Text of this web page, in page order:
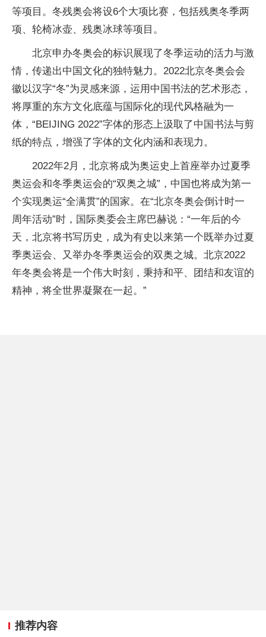
等项目。冬残奥会将设6个大项比赛，包括残奥冬季两
项、轮椅冰壶、残奥冰球等项目。
北京申办冬奥会的标识展现了冬季运动的活力与激
情，传递出中国文化的独特魅力。2022北京冬奥会会
徽以汉字“冬”为灵感来源，运用中国书法的艺术形态，
将厚重的东方文化底蕴与国际化的现代风格融为一
体，“BEIJING 2022”字体的形态上汲取了中国书法与剪
纸的特点，增强了字体的文化内涵和表现力。
2022年2月，北京将成为奥运史上首座举办过夏季
奥运会和冬季奥运会的“双奥之城”，中国也将成为第一
个实现奥运“全满贯”的国家。在“北京冬奥会倒计时一
周年活动”时，国际奥委会主席巴赫说：“一年后的今
天，北京将书写历史，成为有史以来第一个既举办过夏
季奥运会、又举办冬季奥运会的双奥之城。北京2022
年冬奥会将是一个伟大时刻，秉持和平、团结和友谊的
精神，将全世界凝聚在一起。”
推荐内容